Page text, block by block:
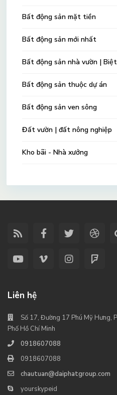
Bất động sản mặt tiền
Bất động sản mới nhất
Bất động sản nhà vườn |
Bất động sản thuộc dự án
Bất động sản ven sông
Đất vườn | đất nông nghiệp
Kho bãi - Nhà xưởng
Liên hệ
Số 17, Đường 17 Phú Mỹ Hưng,
Phố Hồ Chí Minh
0918607088
0918607088
chautuan@daiphatgroup.com
yourskypeid